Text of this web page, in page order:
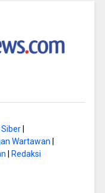
|
Wartawan
Redaksi